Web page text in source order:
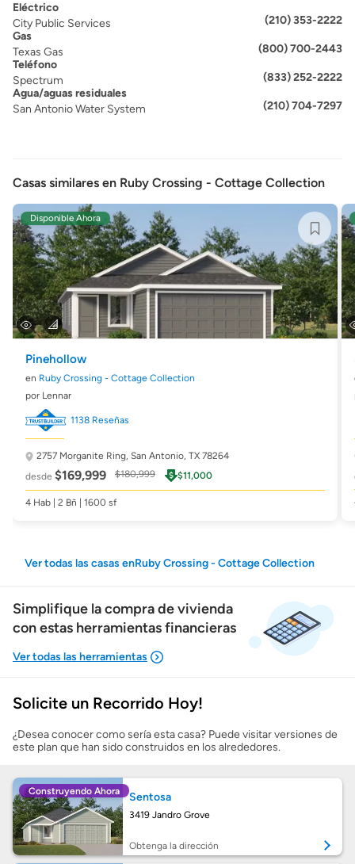
Eléctrico
City Public Services
(210) 353-2222
Gas
Texas Gas
(800) 700-2443
Teléfono
Spectrum
(833) 252-2222
Agua/aguas residuales
San Antonio Water System
(210) 704-7297
Casas similares en Ruby Crossing - Cottage Collection
Disponible Ahora
Pinehollow
en Ruby Crossing - Cottage Collection
por Lennar
1138 Reseñas
2757 Morganite Ring, San Antonio, TX 78264
desde $169,999 $180,999 $11,000
4 Hab | 2 Bñ | 1600 sf
Ver todas las casas enRuby Crossing - Cottage Collection
Simplifique la compra de vivienda
con estas herramientas financieras
Mostrarme lo que puedo pagar
Costos casa nueva vs. usada
Obtener mi puntaje de crédito
Calcular mi hipoteca
Solicite un Recorrido Hoy!
¿Desea conocer como sería esta casa? Puede visitar versiones de
este plan que han sido construidos en los alrededores.
Construyendo Ahora Sentosa
3419 Jandro Grove
Obtenga la dirección